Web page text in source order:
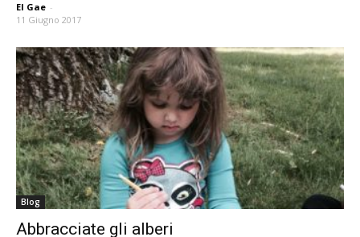
El Gae -
11 Giugno 2017
Blog
Abbracciate gli alberi